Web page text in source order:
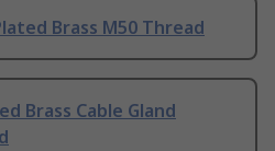
Brass M50 Thread
Brass Cable Gland